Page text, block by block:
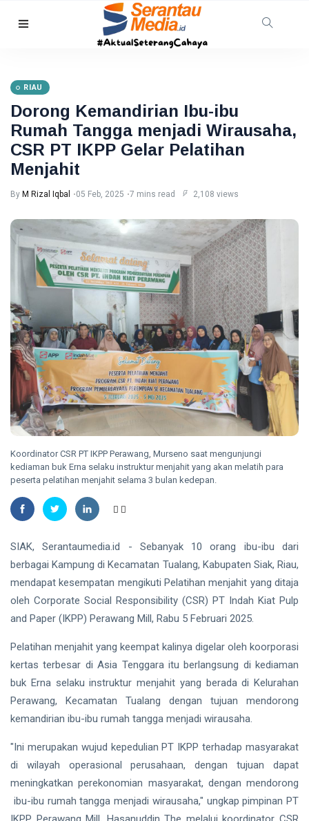
Perusahaan
di Batam
Pekerjakan
391
Penyandang
Disabilitas
10 Aug,
views
RIAU
Pemprov
Riau
Percepat
Peremajaan
2.143
Hektare
Sudah
Ditanami
Aug,
2026
views
Damkar
Natuna
Padamkan
Kebakaran
Lahan 2
Hektare di
Kawasan
Puak
10
Aug,
14
views
RIAU
Puisi Dodi
Irawan
Bakaghojoo
Getarkan
Rapat
Paripurna
HUT Riau di
Gedung
DPRD
09
Aug,
2026
views
BATAM
10.000
Peserta
Meriahkan
Pawai
Nusantara
di Batam
09
Aug,
2026
43
views
RIAU
Beri
Penghargaan
Pembangunan
Daerah,
Pelalawan dan
Dumai Terbaik
09 Aug,
2026
40
views
Siak Sri Indrapura
Prabowo Subianto
Indonesia
Pekanbaru
Donald Trump
PT IKPP Perawang
RIAU
Dorong Kemandirian Ibu-ibu
Rumah Tangga menjadi Wirausaha,
CSR PT IKPP Gelar Pelatihan
Menjahit
By M Rizal Iqbal 05 Feb, 2025 7 mins read 2,108 views
Koordinator CSR PT IKPP Perawang, Murseno saat mengunjungi
kediaman buk Erna selaku instruktur menjahit yang akan melatih para
peserta pelatihan menjahit selama 3 bulan kedepan.
SIAK, Serantaumedia.id - Sebanyak 10 orang ibu-ibu dari
berbagai Kampung di Kecamatan Tualang, Kabupaten Siak, Riau,
mendapat kesempatan mengikuti Pelatihan menjahit yang ditaja
oleh Corporate Social Responsibility (CSR) PT Indah Kiat Pulp
and Paper (IKPP) Perawang Mill, Rabu 5 Februari 2025.
Pelatihan menjahit yang keempat kalinya digelar oleh koorporasi
kertas terbesar di Asia Tenggara itu berlangsung di kediaman
buk Erna selaku instruktur menjahit yang berada di Kelurahan
Perawang, Kecamatan Tualang dengan tujuan mendorong
kemandirian ibu-ibu rumah tangga menjadi wirausaha.
"Ini merupakan wujud kepedulian PT IKPP terhadap masyarakat
di wilayah operasional perusahaan, dengan tujuan dapat
meningkatkan perekonomian masyarakat, dengan mendorong
ibu-ibu rumah tangga menjadi wirausaha," ungkap pimpinan PT